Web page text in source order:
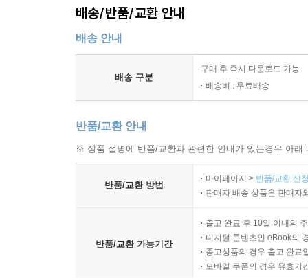
배송/반품/교환 안내
배송 안내
배송 구분
구매 후 즉시 다운로드 가능
배송비 : 무료배송
반품/교환 안내
※ 상품 설명에 반품/교환과 관련한 안내가 있는경우 아
반품/교환 방법
마이페이지 > 반품/교환 신
판매자 배송 상품은 판매자
반품/교환 가능기간
출고 완료 후 10일 이내의
디지털 콘텐츠인 eBook의
중고상품의 경우 출고 완료
모바일 쿠폰의 경우 유효기